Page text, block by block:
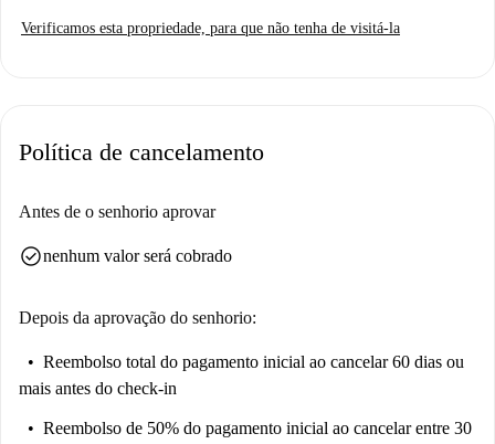
imersão cultural.
Verificamos esta propriedade, para que não tenha de visitá-la
Política de cancelamento
Antes de o senhorio aprovar
check_circlenenhum valor será cobrado
Depois da aprovação do senhorio:
Reembolso total do pagamento inicial ao cancelar 60 dias ou
mais antes do check-in
Reembolso de 50% do pagamento inicial ao cancelar entre 30